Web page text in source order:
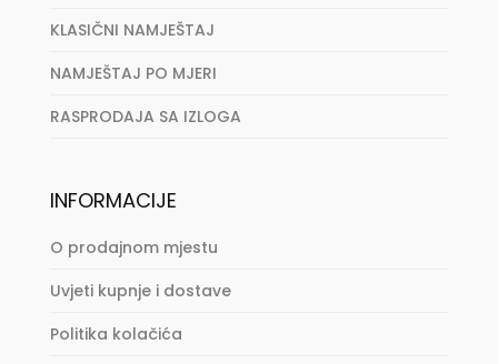
KLASIČNI NAMJEŠTAJ
NAMJEŠTAJ PO MJERI
RASPRODAJA SA IZLOGA
INFORMACIJE
O prodajnom mjestu
Uvjeti kupnje i dostave
Politika kolačića